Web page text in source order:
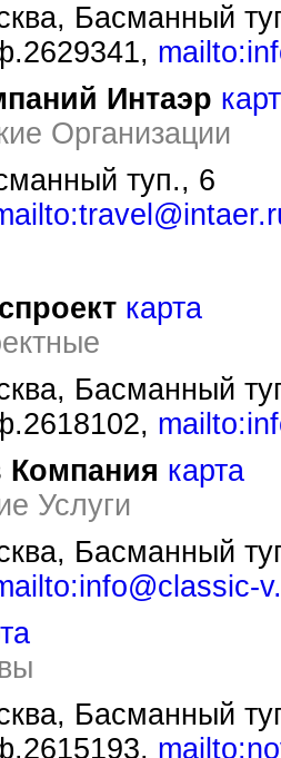
Басманный
Интаэр
Организации
туп., 6
карта
Басманный
Компания карта
Услуги
Басманный
Басманный